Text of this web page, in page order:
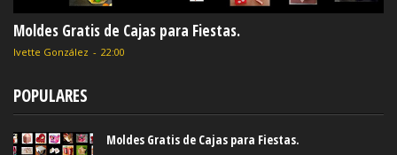
Moldes Gratis de Cajas para Fiestas.
Ivette González - 22:00
POPULARES
Moldes Gratis de Cajas para Fiestas.